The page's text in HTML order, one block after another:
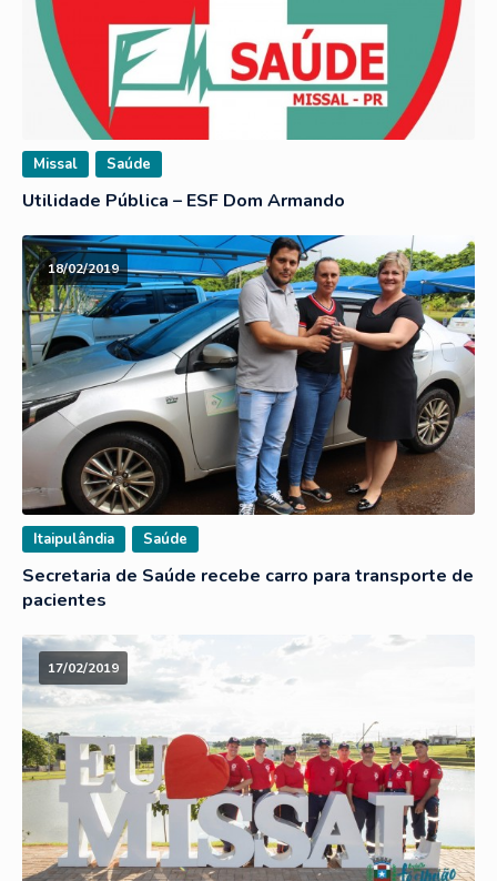
Missal Saúde
Utilidade Pública – ESF Dom Armando
18/02/2019
Itaipulândia Saúde
Secretaria de Saúde recebe carro para transporte de
pacientes
17/02/2019